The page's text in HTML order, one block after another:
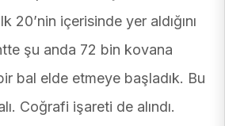
20’nin içerisinde yer aldığını
şu anda 72 bin kovana
bal elde etmeye başladık. Bu
Coğrafi işareti de alındı.